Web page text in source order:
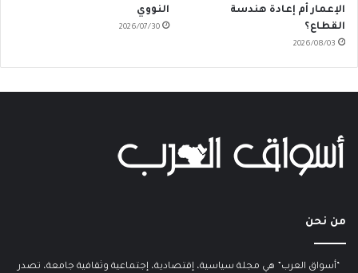
الإعمار أم إعادة هندسة
القطاع؟
2026/08/03
النووي
2026/07/30
من نحن
“أسواق العرب” هي مجلة سياسية، إقتصادية، إجتماعية وثقافية جامعة، تصدر